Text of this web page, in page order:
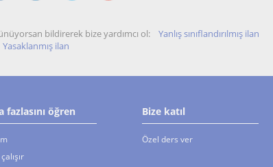
bildirerek bize yardımcı ol: Yanlış sınıflandırılmış ilan
Yasaklanmış ilan
fazlasını öğren Bize katıl
Özel ders ver